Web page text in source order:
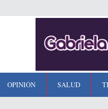
OPINIÓN SALUD